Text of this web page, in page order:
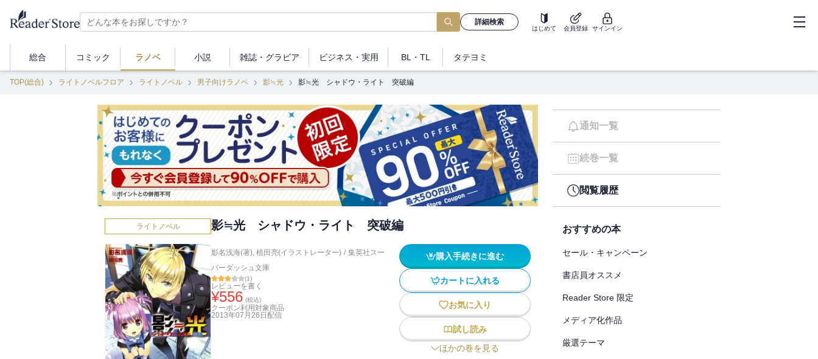
詳細検索
はじめて 会員登録 サインイン
総合 コミック ラノベ 小説 雑誌・ グラビア ビジネス ・実用 BL・TL タテヨミ
TOP(総合) ライトノベルフロア ライトノベル 男子向けラノベ 影≒光 影≒光 シャドウ・ライト 突破編
ライトノベル 影≒光 シャドウ・ライト 突破編
影名浅海(著), 植田亮(イラストレーター) / 集英社スー
パーダッシュ文庫
(1)
レビューを書く
¥556 (税込)
クーポン利用対象商品
2013年07月26日 配信
購入手続きに進む
カートに入れる
お気に入り
試し読み
ほかの巻を見る
通知一覧
続巻一覧
閲覧履歴
おすすめの本
セール・キャンペーン
書店員オススメ
Reader Store 限定
メディア化作品
厳選テーマ